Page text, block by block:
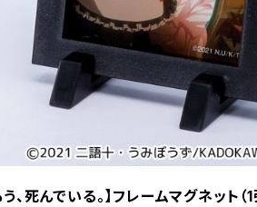
、死んでいる。】フレームマグネット（